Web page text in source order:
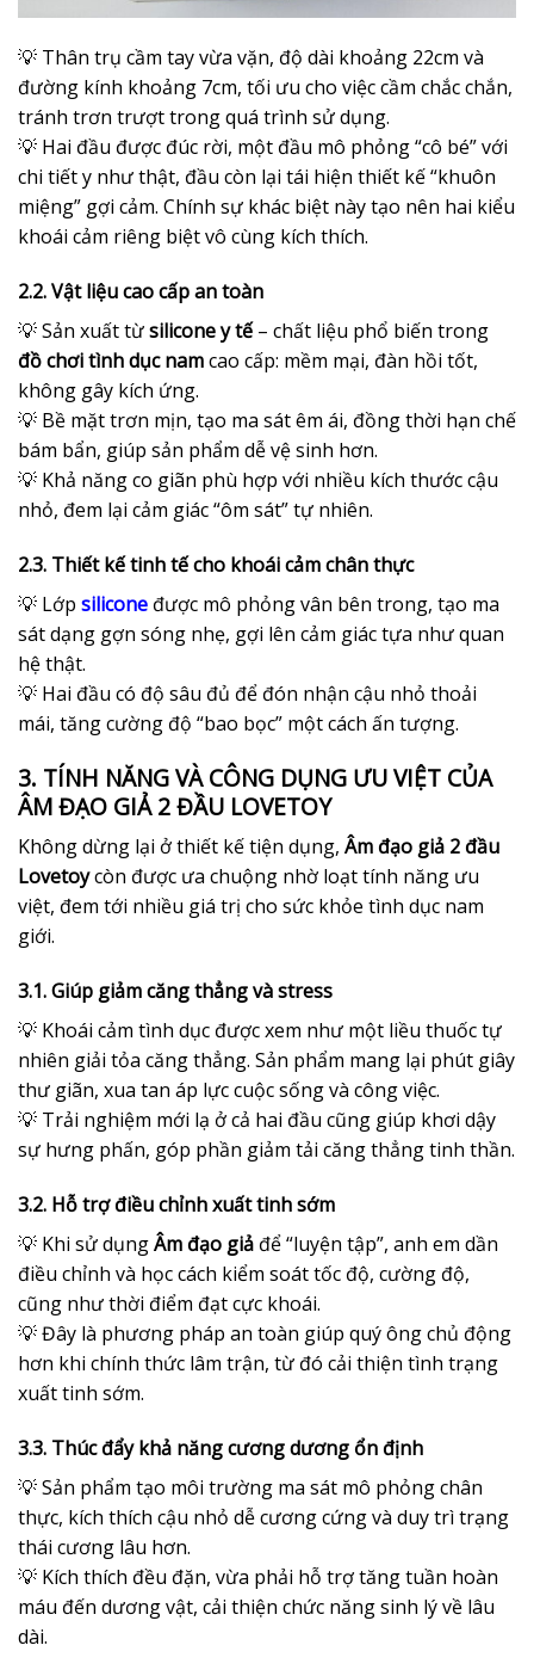
💡 Thân trụ cầm tay vừa vặn, độ dài khoảng 22cm và
đường kính khoảng 7cm, tối ưu cho việc cầm chắc chắn,
tránh trơn trượt trong quá trình sử dụng.
💡 Hai đầu được đúc rời, một đầu mô phỏng “cô bé” với
chi tiết y như thật, đầu còn lại tái hiện thiết kế “khuôn
miệng” gợi cảm. Chính sự khác biệt này tạo nên hai kiểu
khoái cảm riêng biệt vô cùng kích thích.
2.2. Vật liệu cao cấp an toàn
💡 Sản xuất từsilicone y tế– chất liệu phổ biến trong
đồ chơi tình dục namcao cấp: mềm mại, đàn hồi tốt,
không gây kích ứng.
💡 Bề mặt trơn mịn, tạo ma sát êm ái, đồng thời hạn chế
bám bẩn, giúp sản phẩm dễ vệ sinh hơn.
💡 Khả năng co giãn phù hợp với nhiều kích thước cậu
nhỏ, đem lại cảm giác “ôm sát” tự nhiên.
2.3. Thiết kế tinh tế cho khoái cảm chân thực
💡 Lớp silicone được mô phỏng vân bên trong, tạo ma
sát dạng gợn sóng nhẹ, gợi lên cảm giác tựa như quan
hệ thật.
💡 Hai đầu có độ sâu đủ để đón nhận cậu nhỏ thoải
mái, tăng cường độ “bao bọc” một cách ấn tượng.
3. TÍNH NĂNG VÀ CÔNG DỤNG ƯU VIỆT CỦA
ÂM ĐẠO GIẢ 2 ĐẦU LOVETOY
Không dừng lại ở thiết kế tiện dụng, Âm đạo giả 2 đầu
Lovetoycòn được ưa chuộng nhờ loạt tính năng ưu
việt, đem tới nhiều giá trị cho sức khỏe tình dục nam
giới.
3.1. Giúp giảm căng thẳng và stress
💡 Khoái cảm tình dục được xem như một liều thuốc tự
nhiên giải tỏa căng thẳng. Sản phẩm mang lại phút giây
thư giãn, xua tan áp lực cuộc sống và công việc.
💡 Trải nghiệm mới lạ ở cả hai đầu cũng giúp khơi dậy
sự hưng phấn, góp phần giảm tải căng thẳng tinh thần.
3.2. Hỗ trợ điều chỉnh xuất tinh sớm
💡 Khi sử dụngÂm đạo giả để “luyện tập”, anh em dần
điều chỉnh và học cách kiểm soát tốc độ, cường độ,
cũng như thời điểm đạt cực khoái.
💡 Đây là phương pháp an toàn giúp quý ông chủ động
hơn khi chính thức lâm trận, từ đó cải thiện tình trạng
xuất tinh sớm.
3.3. Thúc đẩy khả năng cương dương ổn định
💡 Sản phẩm tạo môi trường ma sát mô phỏng chân
thực, kích thích cậu nhỏ dễ cương cứng và duy trì trạng
thái cương lâu hơn.
💡 Kích thích đều đặn, vừa phải hỗ trợ tăng tuần hoàn
máu đến dương vật, cải thiện chức năng sinh lý về lâu
dài.